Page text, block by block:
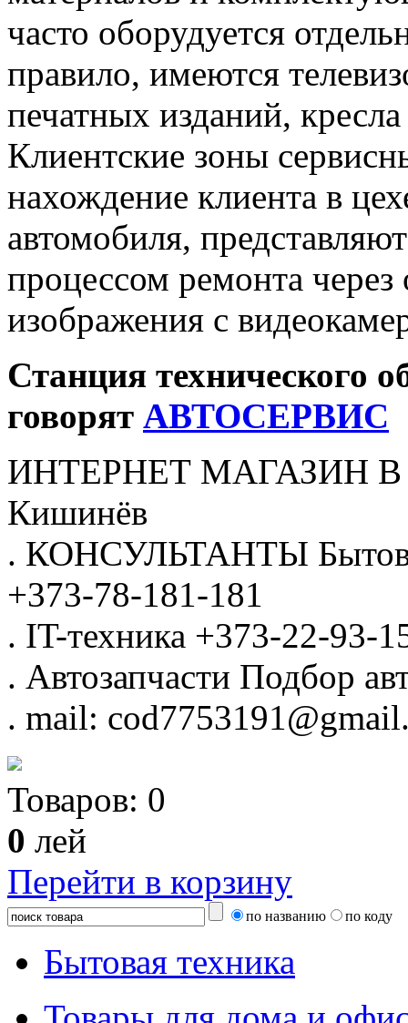
часто оборудуется
правило, имеются
печатных изданий,
Клиентские зоны
нахождение клиента в
автомобиля,
процессом ремонта
изображения с
Станция технического
говорят АВТОСЕРВИС
ИНТЕРНЕТ МАГАЗИН
Кишинёв
. КОНСУЛЬТАНТЫ
+373-78-181-181
. IT-техника +373-22-93-
. Автозапчасти Подбор
. mail:
Товаров: 0
0 лей
Перейти в корзину
по названию по коду
Бытовая техника